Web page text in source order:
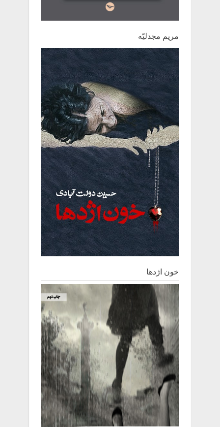
مریم مجدلیّه
خون اژدها